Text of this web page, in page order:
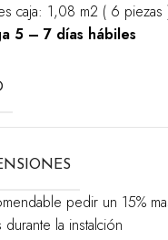
caja: 1,08 m2 ( 6 piezas
5 – 7 días hábiles
pedir un 15%
durante la instalción